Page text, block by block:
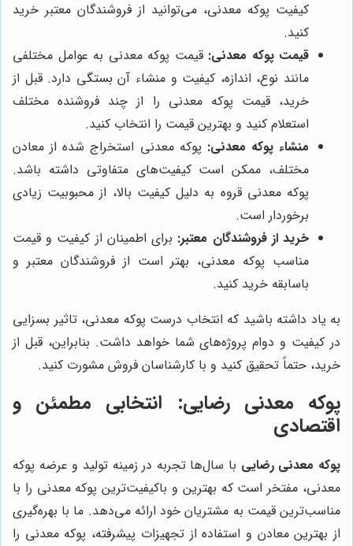
کیفیت پوکه معدنی، می‌توانید از فروشندگان معتبر خرید
کنید.
قیمت پوکه معدنی: قیمت پوکه معدنی به عوامل مختلفی
مانند نوع، اندازه، کیفیت و منشاء آن بستگی دارد. قبل از
خرید، قیمت پوکه معدنی را از چند فروشنده مختلف
استعلام کنید و بهترین قیمت را انتخاب کنید.
منشاء پوکه معدنی: پوکه معدنی استخراج شده از معادن
مختلف، ممکن است کیفیت‌های متفاوتی داشته باشد.
پوکه معدنی قروه به دلیل کیفیت بالا، از محبوبیت زیادی
برخوردار است.
خرید از فروشندگان معتبر: برای اطمینان از کیفیت و قیمت
مناسب پوکه معدنی، بهتر است از فروشندگان معتبر و
باسابقه خرید کنید.
به یاد داشته باشید که انتخاب درست پوکه معدنی، تاثیر بسزایی
در کیفیت و دوام پروژه‌های شما خواهد داشت. بنابراین، قبل از
خرید، حتماً تحقیق کنید و با کارشناسان فروش مشورت کنید.
پوکه معدنی رضایی: انتخابی مطمئن و
اقتصادی
پوکه معدنی رضایی با سال‌ها تجربه در زمینه تولید و عرضه پوکه
معدنی، مفتخر است که بهترین و باکیفیت‌ترین پوکه معدنی را با
مناسب‌ترین قیمت به مشتریان خود ارائه می‌دهد. ما با بهره‌گیری
از بهترین معادن و استفاده از تجهیزات پیشرفته، پوکه معدنی را